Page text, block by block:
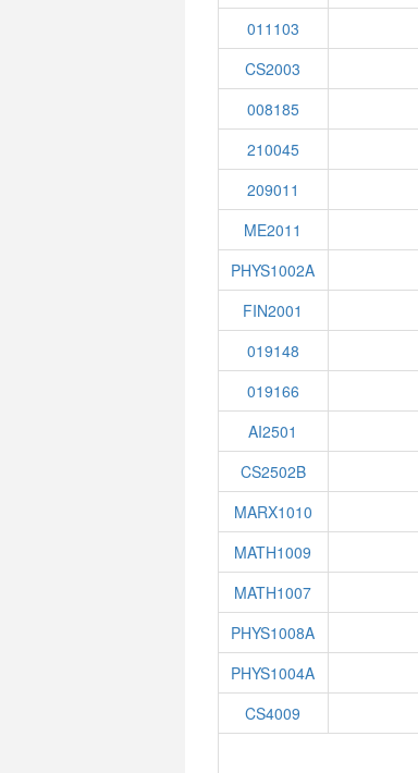
011103
CS2003
008185
210045
209011
ME2011
PHYS1002A
FIN2001
019148
019166
AI2501
CS2502B
MARX1010
MATH1009
MATH1007
PHYS1008A
PHYS1004A
CS4009